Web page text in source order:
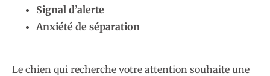
Signal d’alerte
Anxiété de séparation
Le chien qui recherche votre attention souhaite une